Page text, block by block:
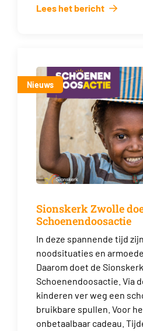
Lees het bericht
Nieuws
Sionskerk Zwolle
Schoenendoosactie
In deze spannende tijd
noodsituaties en
Daarom doet de
Schoenendoosactie. Via
kinderen ver weg een
bruikbare spullen. Voor
onbetaalbaar cadeau.